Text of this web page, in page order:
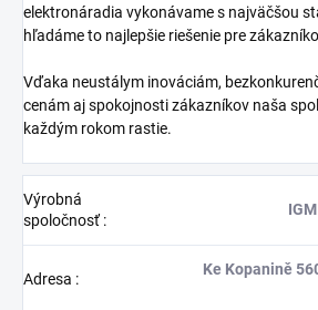
elektronáradia vykonávame s najväčšou
hľadáme to najlepšie riešenie pre
Vďaka neustálym inováciám,
cenám aj spokojnosti zákazníkov naša
každým rokom rastie.
Výrobná
spoločnosť:
Adresa :
Ke Kopanině